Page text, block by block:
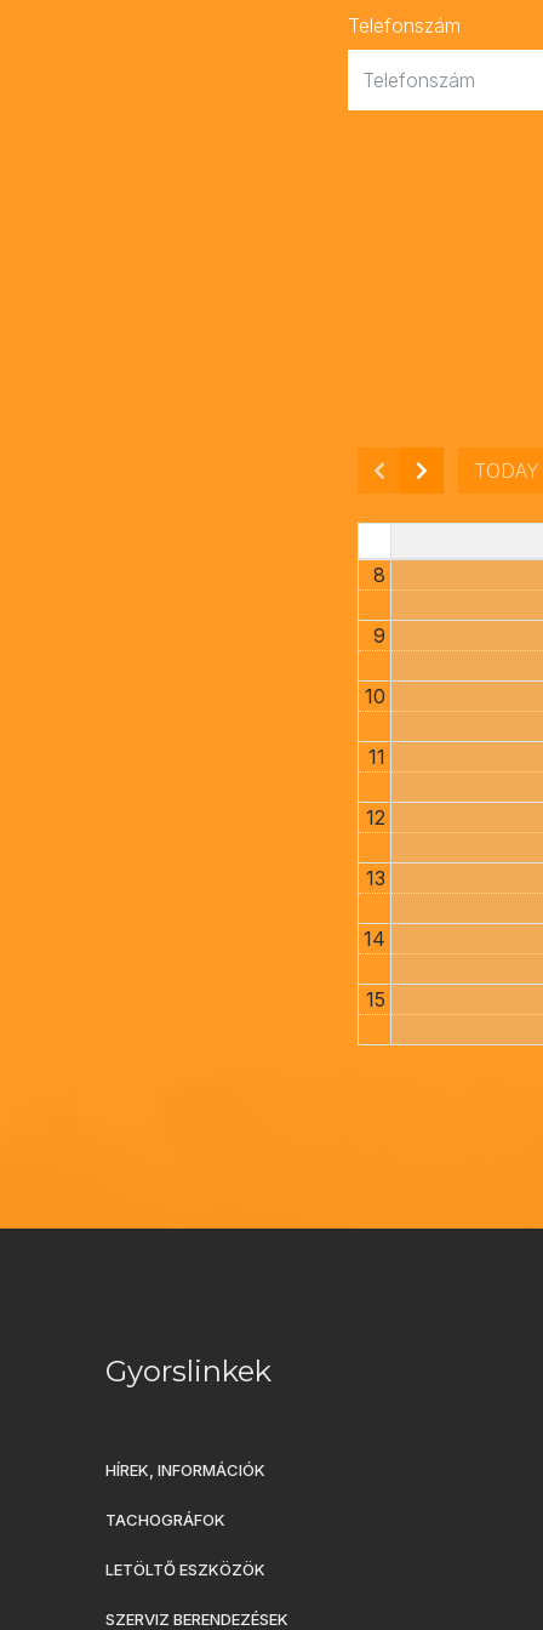
Telefonszám
TODAY
8
9
10
11
12
13
14
15
Gyorslinkek
HÍREK, INFORMÁCIÓK
TACHOGRÁFOK
LETÖLTŐ ESZKÖZÖK
SZERVIZ BERENDEZÉSEK